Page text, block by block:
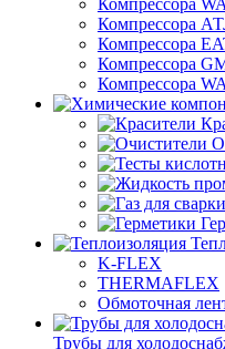
Компрессора
Компрессора
Компрессора
Компрессора
Компрессора
K-FLEX
THERMAFLEX
Обмоточная
Трубы для